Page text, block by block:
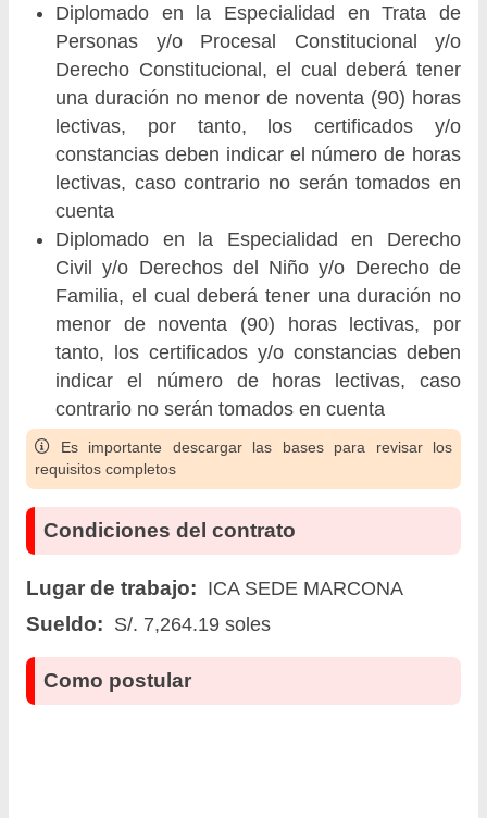
Diplomado en la Especialidad en Trata de
Personas y/o Procesal Constitucional y/o
Derecho Constitucional, el cual deberá tener
una duración no menor de noventa (90) horas
lectivas, por tanto, los certificados y/o
constancias deben indicar el número de horas
lectivas, caso contrario no serán tomados en
cuenta
Diplomado en la Especialidad en Derecho
Civil y/o Derechos del Niño y/o Derecho de
Familia, el cual deberá tener una duración no
menor de noventa (90) horas lectivas, por
tanto, los certificados y/o constancias deben
indicar el número de horas lectivas, caso
contrario no serán tomados en cuenta
Es importante descargar las bases para revisar los
requisitos completos
Condiciones del contrato
Lugar de trabajo: ICA SEDE MARCONA
Sueldo: S/. 7,264.19 soles
Como postular